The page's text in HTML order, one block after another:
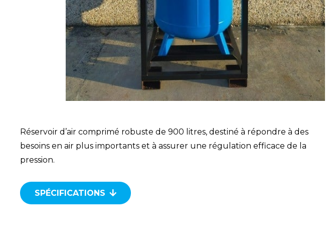
Réservoir d’air comprimé robuste de 900 litres, destiné à répondre à des
besoins en air plus importants et à assurer une régulation efficace de la
pression.
SPÉCIFICATIONS